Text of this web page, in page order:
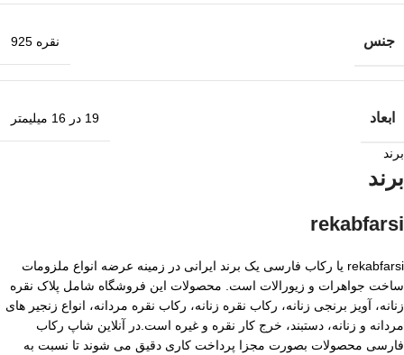
جنس نقره 925
ابعاد 19 در 16 میلیمتر
برند
برند
rekabfarsi
rekabfarsi یا رکاب فارسی یک برند ایرانی در زمینه عرضه انواع ملزومات
ساخت جواهرات و زیورالات است. محصولات این فروشگاه شامل پلاک نقره
زنانه، آویز برنجی زنانه، رکاب نقره زنانه، رکاب نقره مردانه، انواع زنجیر های
مردانه و زنانه، دستبند، خرج کار نقره و غیره است.در آنلاین شاپ رکاب
فارسی محصولات بصورت مجزا پرداخت کاری دقیق می شوند تا نسبت به